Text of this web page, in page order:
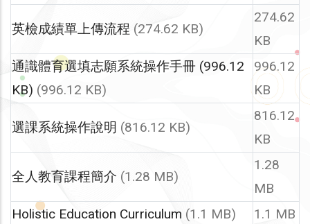
英檢成績單上傳流程 (274.62 KB)
274.62
KB
通識體育選填志願系統操作手冊 (996.12
KB) (996.12 KB)
996.12
KB
選課系統操作說明 (816.12 KB)
816.12
KB
全人教育課程簡介 (1.28 MB)
1.28
MB
Holistic Education Curriculum (1.1 MB) 1.1 MB